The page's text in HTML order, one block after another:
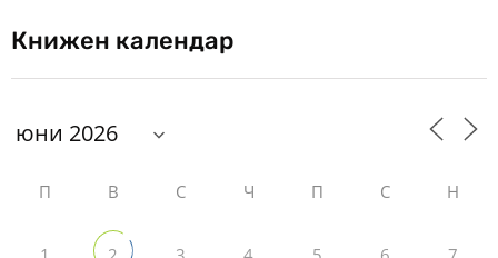
Книжен календар
П В С Ч П С Н